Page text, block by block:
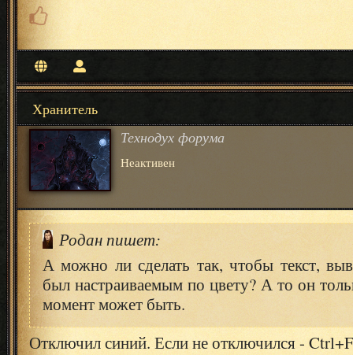
Хранитель
Технодух форума
Неактивен
Родан пишет:
А можно ли сделать так, чтобы текст,
был настраиваемым по цвету? А то он
момент может быть.
Отключил синий. Если не отключился -